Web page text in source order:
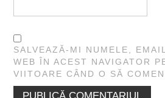
SALVEAZĂ-MI NUMELE,
WEB ÎN ACEST NAVIGATOR
VIITOARE CÂND O SĂ